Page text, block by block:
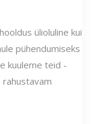
ülioluline kui
pühendumiseks
kuuleme teid -
rahustavam